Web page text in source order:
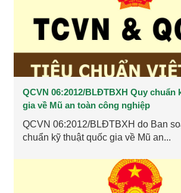
QCVN 06:2012/BLĐTBXH Quy chuẩn
gia về Mũ an toàn công nghiệp
QCVN 06:2012/BLĐTBXH do Ban
chuẩn kỹ thuật quốc gia về Mũ an...